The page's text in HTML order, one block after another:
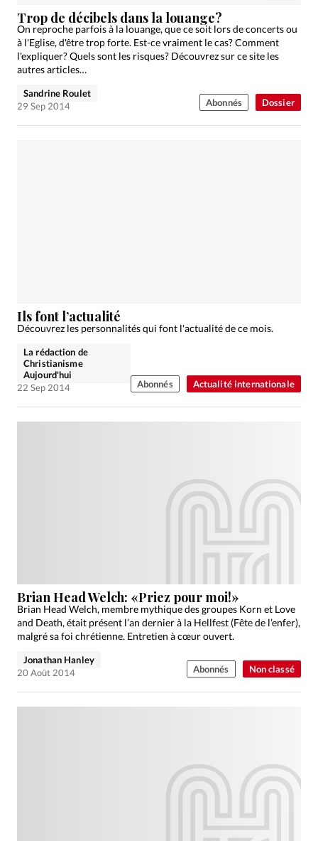
Dossier
Trop de décibels dans la louange?
On reproche parfois à la louange, que ce soit lors de concerts ou
à l'Eglise, d'être trop forte. Est-ce vraiment le cas? Comment
l'expliquer? Quels sont les risques? Découvrez sur ce site les
autres articles…
Sandrine Roulet
29 Sep 2014
Abonnés
Actualité internationale
Ils font l’actualité
Découvrez les personnalités qui font l'actualité de ce mois.
La rédaction de
Christianisme
Aujourd'hui
22 Sep 2014
Abonnés
Non classé
Brian Head Welch: «Priez pour moi!»
Brian Head Welch, membre mythique des groupes Korn et Love
and Death, était présent l’an dernier à la Hellfest (Fête de l’enfer),
malgré sa foi chrétienne. Entretien à cœur ouvert.
Jonathan Hanley
20 Août 2014
Abonnés